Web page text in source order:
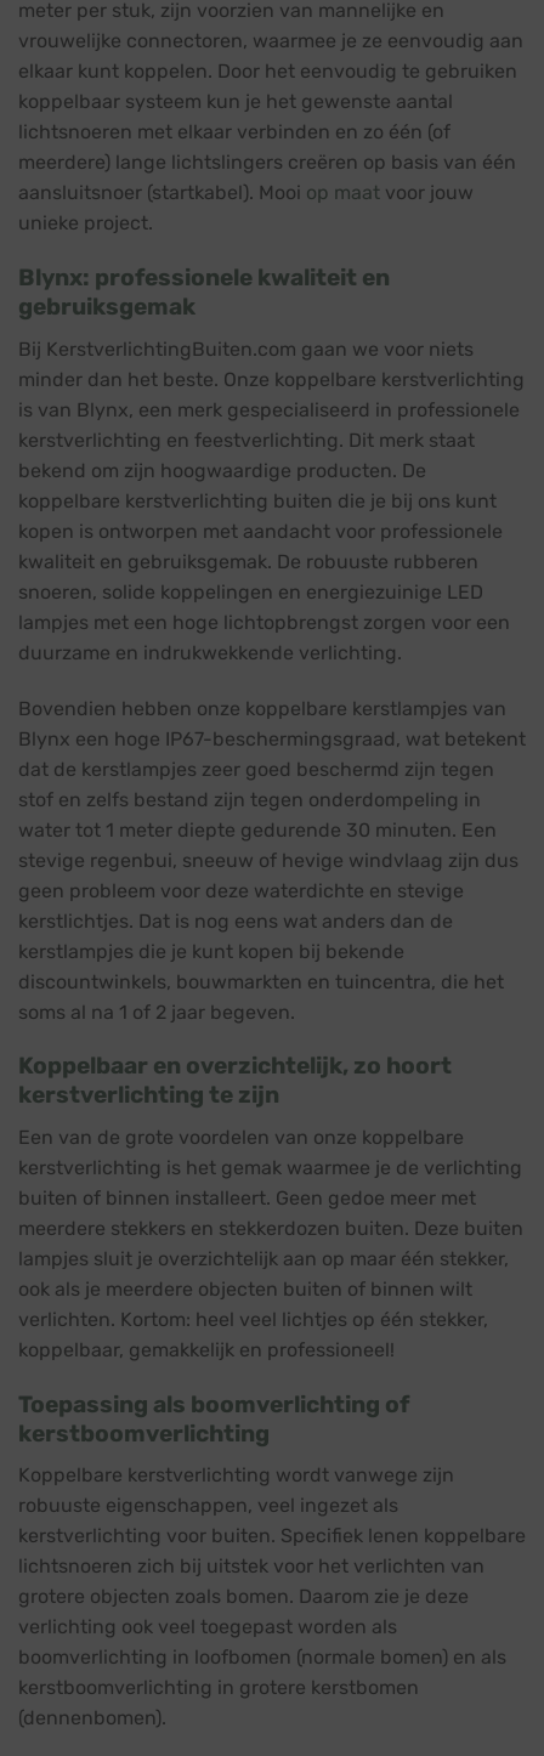
meter per stuk, zijn voorzien van mannelijke en
vrouwelijke connectoren, waarmee je ze eenvoudig aan
elkaar kunt koppelen. Door het eenvoudig te gebruiken
koppelbaar systeem kun je het gewenste aantal
lichtsnoeren met elkaar verbinden en zo één (of
meerdere) lange lichtslingers creëren op basis van één
aansluitsnoer (startkabel). Mooi op maat voor jouw
unieke project.
Blynx: professionele kwaliteit en
gebruiksgemak
Bij KerstverlichtingBuiten.com gaan we voor niets
minder dan het beste. Onze koppelbare kerstverlichting
is van Blynx, een merk gespecialiseerd in professionele
kerstverlichting en feestverlichting. Dit merk staat
bekend om zijn hoogwaardige producten. De
koppelbare kerstverlichting buiten die je bij ons kunt
kopen is ontworpen met aandacht voor professionele
kwaliteit en gebruiksgemak. De robuuste rubberen
snoeren, solide koppelingen en energiezuinige LED
lampjes met een hoge lichtopbrengst zorgen voor een
duurzame en indrukwekkende verlichting.
Bovendien hebben onze koppelbare kerstlampjes van
Blynx een hoge IP67-beschermingsgraad, wat betekent
dat de kerstlampjes zeer goed beschermd zijn tegen
stof en zelfs bestand zijn tegen onderdompeling in
water tot 1 meter diepte gedurende 30 minuten. Een
stevige regenbui, sneeuw of hevige windvlaag zijn dus
geen probleem voor deze waterdichte en stevige
kerstlichtjes. Dat is nog eens wat anders dan de
kerstlampjes die je kunt kopen bij bekende
discountwinkels, bouwmarkten en tuincentra, die het
soms al na 1 of 2 jaar begeven.
Koppelbaar en overzichtelijk, zo hoort
kerstverlichting te zijn
Een van de grote voordelen van onze koppelbare
kerstverlichting is het gemak waarmee je de verlichting
buiten of binnen installeert. Geen gedoe meer met
meerdere stekkers en stekkerdozen buiten. Deze buiten
lampjes sluit je overzichtelijk aan op maar één stekker,
ook als je meerdere objecten buiten of binnen wilt
verlichten. Kortom: heel veel lichtjes op één stekker,
koppelbaar, gemakkelijk en professioneel!
Toepassing als boomverlichting of
kerstboomverlichting
Koppelbare kerstverlichting wordt vanwege zijn
robuuste eigenschappen, veel ingezet als
kerstverlichting voor buiten. Specifiek lenen koppelbare
lichtsnoeren zich bij uitstek voor het verlichten van
grotere objecten zoals bomen. Daarom zie je deze
verlichting ook veel toegepast worden als
boomverlichting in loofbomen (normale bomen) en als
kerstboomverlichting in grotere kerstbomen
(dennenbomen).